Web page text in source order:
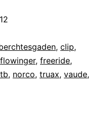
, clip,
flowinger, freeride,
, norco, truax, vaude,